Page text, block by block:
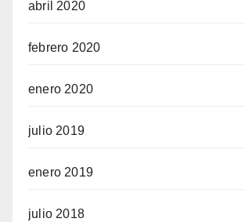
abril 2020
febrero 2020
enero 2020
julio 2019
enero 2019
julio 2018